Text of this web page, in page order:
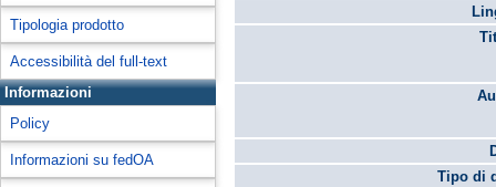
Tipologia prodotto
Accessibilità del full-text
Informazioni
Policy
Informazioni su fedOA
Tipo di